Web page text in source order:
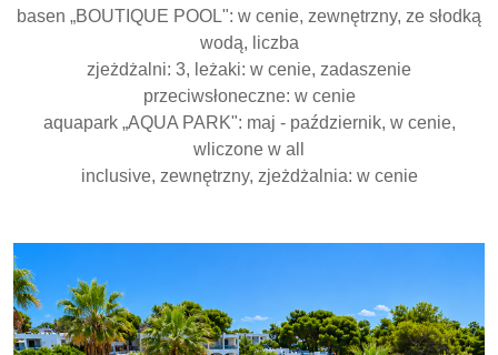
basen „BOUTIQUE POOL": w cenie, zewnętrzny, ze słodką
wodą, liczba
zjeżdżalni: 3, leżaki: w cenie, zadaszenie
przeciwsłoneczne: w cenie
aquapark „AQUA PARK": maj - październik, w cenie,
wliczone w all
inclusive, zewnętrzny, zjeżdżalnia: w cenie